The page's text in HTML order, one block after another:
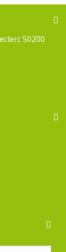
50200